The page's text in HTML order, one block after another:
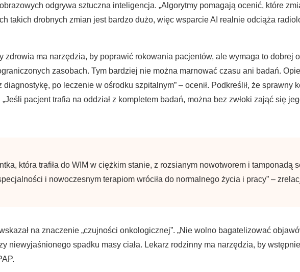
odgrywa sztuczna inteligencja. „Algorytmy pomagają ocenić, które
takich drobnych zmian jest bardzo dużo, więc wsparcie AI realnie odciąża
zdrowia ma narzędzia, by poprawić rokowania pacjentów, ale wymaga to dobrej
zasobach. Tym bardziej nie można marnować czasu ani badań.
po leczenie w ośrodku szpitalnym” – ocenił. Podkreślił, że sprawny
pacjent trafia na oddział z kompletem badań, można bez zwłoki zająć się
która trafiła do WIM w ciężkim stanie, z rozsianym nowotworem i tamponadą
i nowoczesnym terapiom wróciła do normalnego życia i pracy” –
na znaczenie „czujności onkologicznej”. „Nie wolno bagatelizować
niewyjaśnionego spadku masy ciała. Lekarz rodzinny ma narzędzia, by